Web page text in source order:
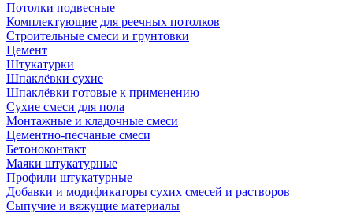
Потолки подвесные
Комплектующие для реечных потолков
Строительные смеси и грунтовки
Цемент
Штукатурки
Шпаклёвки сухие
Шпаклёвки готовые к применению
Сухие смеси для пола
Монтажные и кладочные смеси
Цементно-песчаные смеси
Бетоноконтакт
Маяки штукатурные
Профили штукатурные
Добавки и модификаторы сухих смесей и растворов
Сыпучие и вяжущие материалы